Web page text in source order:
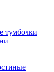
тумбочки